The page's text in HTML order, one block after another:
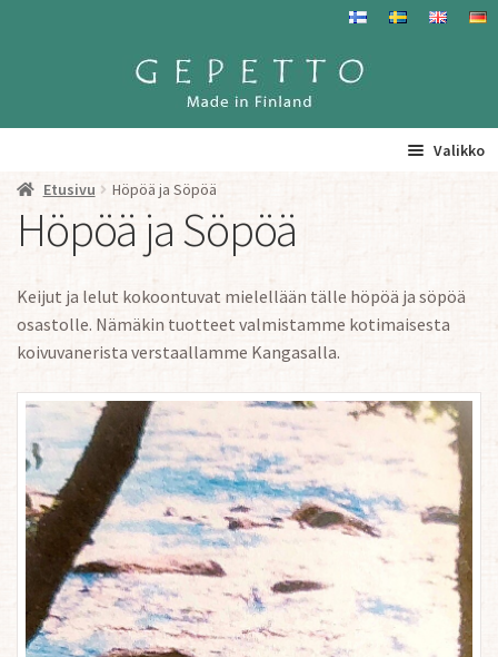
Siirry
Siirry
Valikko
Etusivu
Tuotteet
Nukkekodit ja kalusteet
KIRJEENÄ KULKEVAT VANERISET VIESTIT JA KOOTTAVAT
Gepetto iloinen pelastaja heijastimet
Höpöä ja Söpöä
Pussinsulkijat ja Askarteluun kaikenlaista
Etusivu Höpöä ja Söpöä
Höpöä ja Söpöä
Keijut ja lelut kokoontuvat mielellään tälle höpöä ja söpöä
osastolle. Nämäkin tuotteet valmistamme kotimaisesta
koivuvanerista verstaallamme Kangasalla.